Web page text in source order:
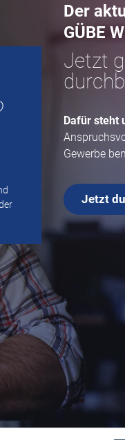
Der
GÜBE
Jetzt
Dafür steht
Gewerbe
Jetzt